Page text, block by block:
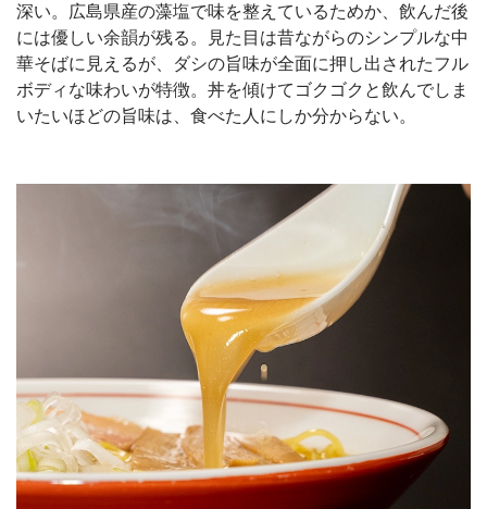
深い。広島県産の藻塩で味を整えているためか、飲んだ後
には優しい余韻が残る。見た目は昔ながらのシンプルな中
華そばに見えるが、ダシの旨味が全面に押し出されたフル
ボディな味わいが特徴。丼を傾けてゴクゴクと飲んでしま
いたいほどの旨味は、食べた人にしか分からない。